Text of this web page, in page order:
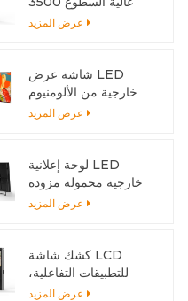
شمعة مع هيكل من
عرض المزيد
شاشة عرض LED
خارجية من الألومنيوم
قابلة للتركيب بسهولة
عرض المزيد
لوحة إعلانية LED
خارجية محمولة مزودة
ببطارية | شاشة عرض
عرض المزيد
كشك شاشة LCD
للتطبيقات التفاعلية،
هيكل خارجي من
عرض المزيد